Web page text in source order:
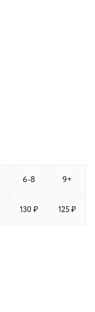
6-8 9+
130 ₽ 125 ₽